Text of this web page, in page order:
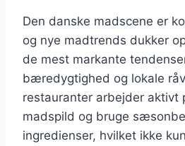
Den danske madscene er
og nye madtrends dukker
de mest markante
bæredygtighed og lokale
restauranter arbejder aktivt
madspild og bruge
ingredienser, hvilket ikke